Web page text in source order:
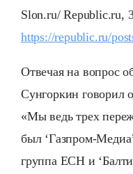
Slon.ru/ Republic.ru,
https://republic.ru/
Отвечая на вопрос
Сунгоркин говорил
«Мы ведь трех
был ‘Газпром-
группа ЕСН и